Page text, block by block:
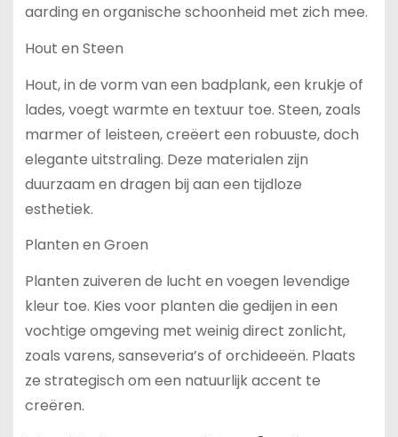
aarding en organische schoonheid met zich mee.
Hout en Steen
Hout, in de vorm van een badplank, een krukje of
lades, voegt warmte en textuur toe. Steen, zoals
marmer of leisteen, creëert een robuuste, doch
elegante uitstraling. Deze materialen zijn
duurzaam en dragen bij aan een tijdloze
esthetiek.
Planten en Groen
Planten zuiveren de lucht en voegen levendige
kleur toe. Kies voor planten die gedijen in een
vochtige omgeving met weinig direct zonlicht,
zoals varens, sanseveria’s of orchideeën. Plaats
ze strategisch om een natuurlijk accent te
creëren.